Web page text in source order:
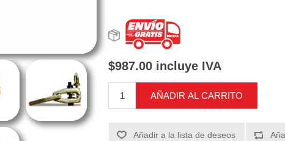
$987.00 incluye IVA
AÑADIR AL CARRITO
Añadir a la lista de deseos